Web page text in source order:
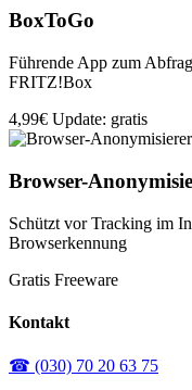
BoxToGo
Führende App zum
FRITZ!Box
4,99€ Update: gratis
Browser-
Schützt vor Tracking im
Browserkennung
Gratis Freeware
Kontakt
☎ (030) 70 20 63 75